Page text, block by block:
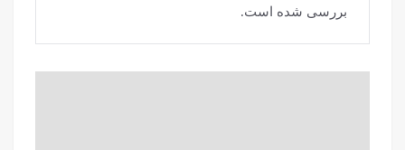
بررسی شده است.